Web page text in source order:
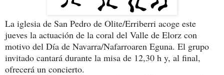
La iglesia de San Pedro de Olite/Erriberri acoge este
jueves la actuación de la coral del Valle de Elorz con
motivo del Día de Navarra/Nafarroaren Eguna. El grupo
invitado cantará durante la misa de 12,30 h y, al final,
ofrecerá un concierto.